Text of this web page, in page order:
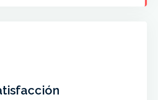
satisfacción que saber que nuestros
a crear el Baile de sus sueños a cada